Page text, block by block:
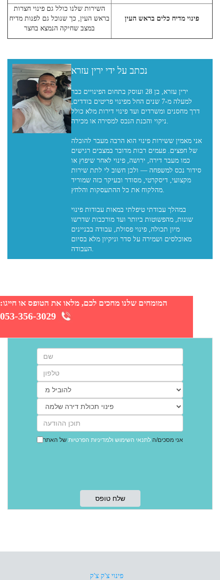
פינוי מדיח כלים בראש העין
השירות שלנו כולל גם פינוי חצרות
בראש העין, כך שנוכל גם לפנות מדיח
במצב שחיקה הנמצא בחצר
נכתב על ידי ירין עזרא
ירין עזרא, בן 28 ועוסק בתחום הפינויים כבר
למעלה מ-7 שנים החל מפינוי פריטים בודדים,
דרך מחסנים ומשרדים ועד פינוי דירות מלא כולל
ניקוי והכנת הנכס למסירה או מכירה.
אני מאמין ששירות פינוי הוא הרבה מעבר להובלה
של חפצים. פעמים רבות מדובר במצבים רגישים
כמו מעבר דירה, ירושה, פינוי לאחר שיפוץ או
סידור נכס למשפחה — ולכן חשוב לי לתת שירות
מקצועי, דיסקרטי, מסודר ובעיקר כזה שמוריד
מהלקוח את כל ההתעסקות והלחץ.
במהלך עבודתי טיפלתי במאות עבודות פינוי
שונות, מהפשוטות ביותר ועד מורכבות שדרשו
מיון תכולה, פינוי פסולת, עבודה בבניינים
מאוכלסים ושמירה על סדר וניקיון מלא בסיום
המומחים שלנו מחכים לכם, מלאו את הטופס או חייגו:
053-356-3029
אני מסכים/ה לתנאי השימוש ולמדיניות הפרטיות של האתר
פינוי צ'ק צ'ק